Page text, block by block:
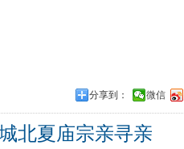
分享到： 微信
北夏庙宗亲寻亲